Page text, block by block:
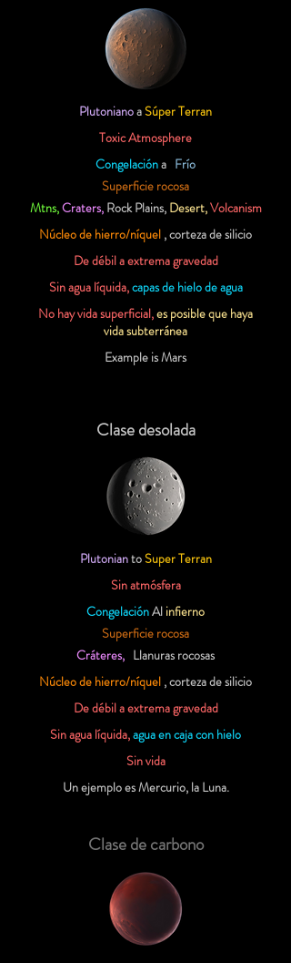
Plutonianoa Súper Terran
Toxic Atmosphere
Congelacióna Frío
Superficie rocosa
Mtns,Craters, Rock Plains, Desert,Volcanism
Núcleo de hierro/níquel , corteza de silicio
De débil a extrema gravedad
Sin agua líquida,capas de hielo de agua
No hay vida superficial,es posible que haya
vida subterránea
Example is Mars
Clase desolada
Plutonianto Super Terran
Sin atmósfera
CongelaciónAl infierno
Superficie rocosa
Cráteres, Llanuras rocosas
Núcleo de hierro/níquel , corteza de silicio
De débil a extrema gravedad
Sin agua líquida,agua en caja con hielo
Sin vida
Un ejemplo es Mercurio, la Luna.
Clase de carbono